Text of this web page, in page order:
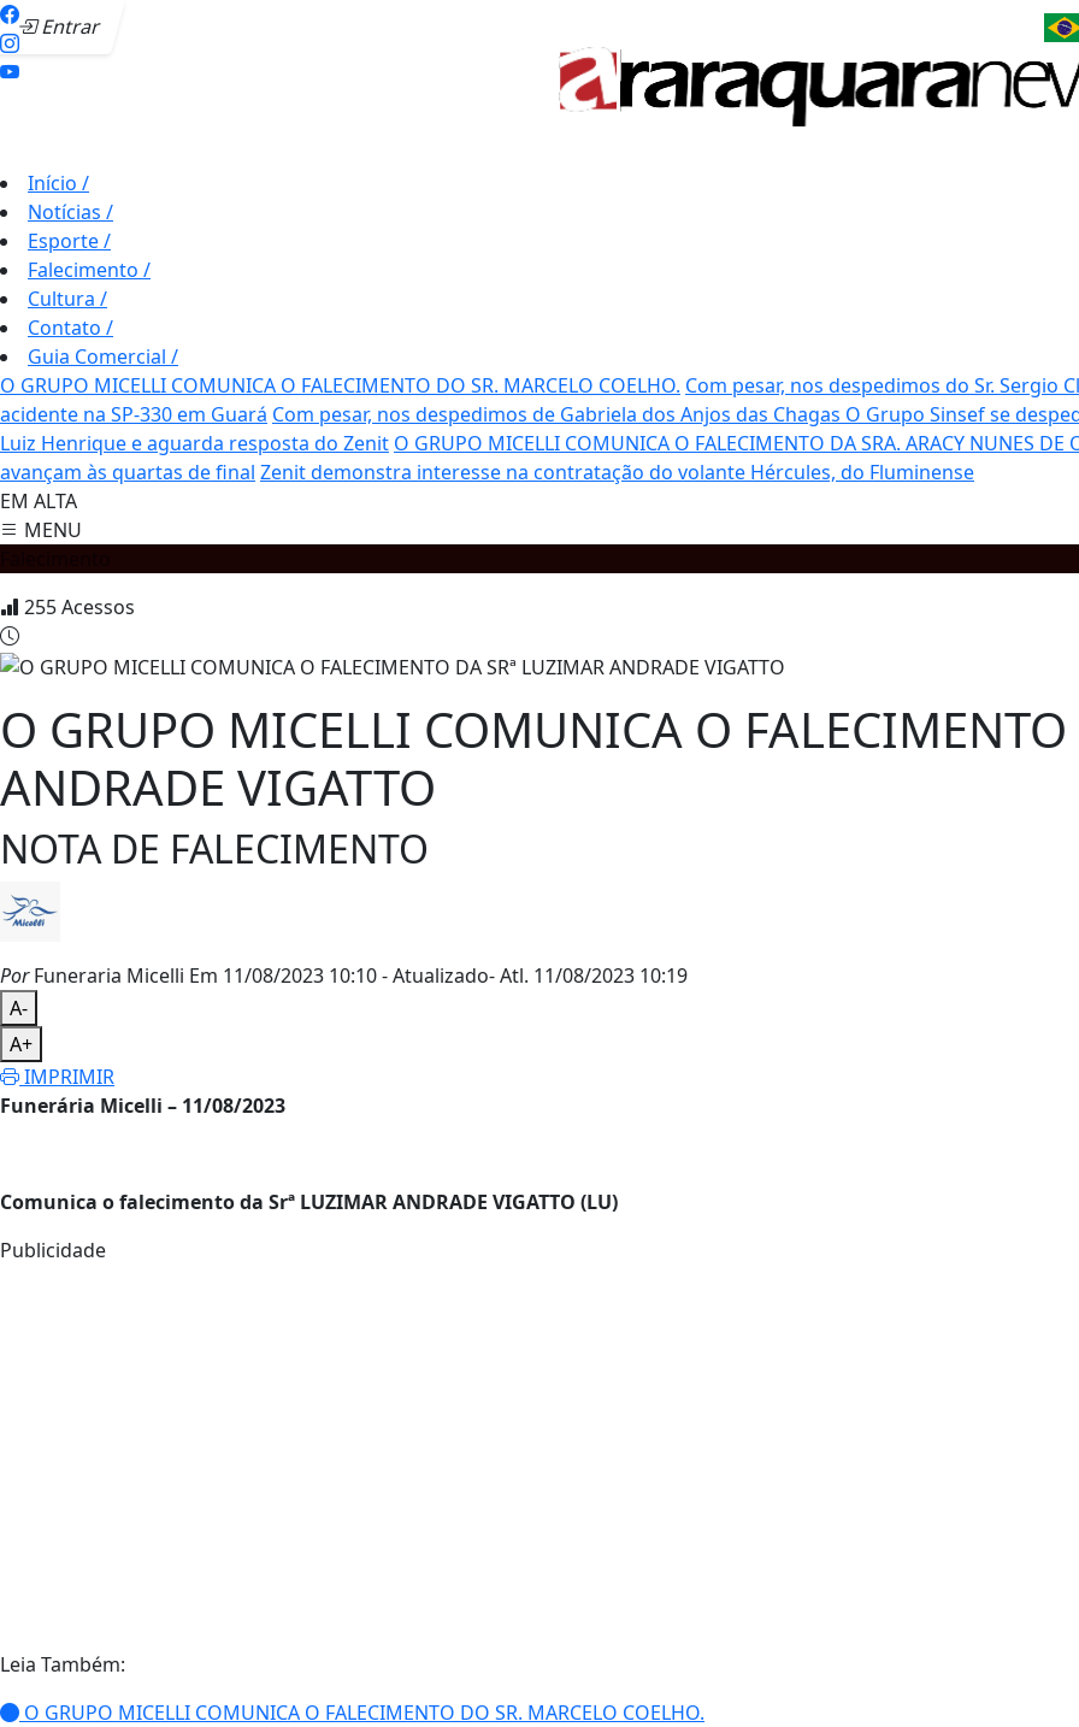
Entrar
Início /
Notícias /
Esporte/
Falecimento /
Cultura /
Contato /
Guia Comercial /
O GRUPO MICELLI COMUNICA O FALECIMENTO DO SR. MARCELO COELHO. Com pesar, nos despedimos do Sr. Sergio
acidente na SP-330 em Guará Com pesar, nos despedimos de Gabriela dos Anjos das Chagas O Grupo Sinsef se
Luiz Henrique e aguarda resposta do Zenit O GRUPO MICELLI COMUNICA O FALECIMENTO DA SRA. ARACY NUNES DE
avançam às quartas de final Zenit demonstra interesse na contratação do volante Hércules, do Fluminense
EM ALTA
MENU
255Acessos
O GRUPO MICELLI COMUNICA O
ANDRADE VIGATTO
NOTA DE FALECIMENTO
PorFuneraria Micelli Em 11/08/2023 10:10- Atualizado- Atl. 11/08/2023 10:19
A-
A+
IMPRIMIR
Funerária Micelli – 11/08/2023
Comunica o falecimento da Srª LUZIMAR ANDRADE VIGATTO (LU)
Publicidade
Leia Também:
O GRUPO MICELLI COMUNICA O FALECIMENTO DO SR. MARCELO COELHO.